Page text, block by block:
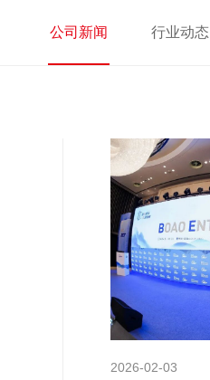
公司新闻 行业动态
2026-02-03